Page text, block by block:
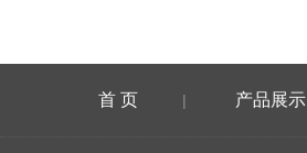
首 页 | 产品展示